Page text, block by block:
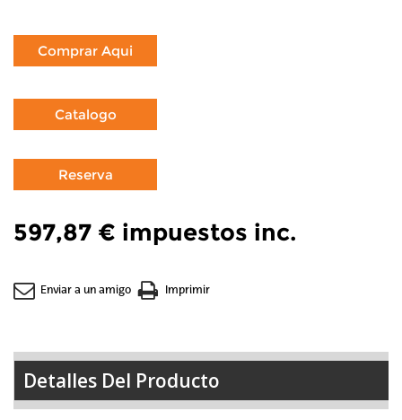
597,87 € impuestos inc.
Enviar a un amigo Imprimir
Detalles Del Producto